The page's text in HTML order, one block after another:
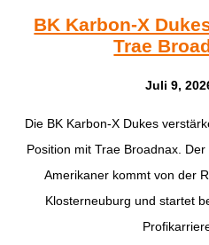
BK Karbon-X
Trae
Juli 9,
Die BK Karbon-X Dukes
Position mit Trae Broadnax.
Amerikaner kommt von der
Klosterneuburg und startet